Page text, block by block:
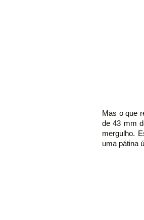
Mas o que
de 43 mm
mergulho.
uma pátina